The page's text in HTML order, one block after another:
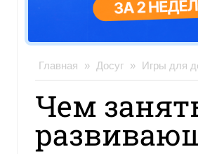
Главная » Досуг » Игры для
Чем